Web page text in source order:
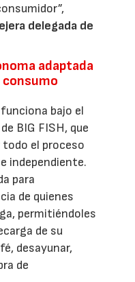
delegada de
adaptada
consumo
bajo el
BIG FISH, que
el proceso
independiente.
para
de quienes
permitiéndoles
de su
desayunar,
de